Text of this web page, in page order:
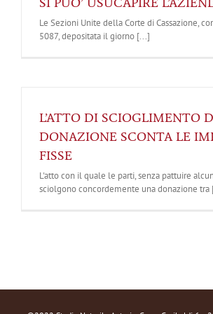
SI PUO’ USUCAPIRE
Le Sezioni Unite della Corte di Cassazione,
5087, depositata il giorno [...]
L’ATTO DI SCIOGLIMENTO
DONAZIONE SCONTA LE
FISSE
L'atto con il quale le parti, senza pattuire
sciolgono concordemente una donazione tra